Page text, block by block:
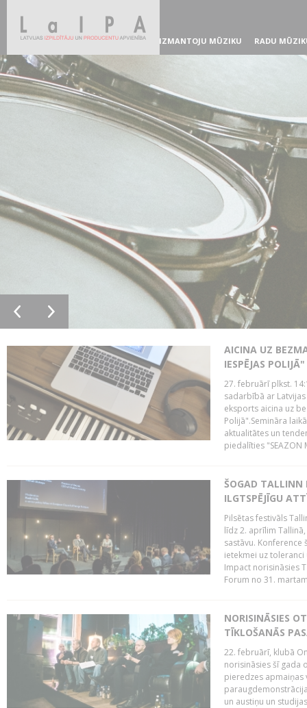
IZMANTOJU MŪZIKU RADU
AICINA UZ
IESPĒJAS POLIJĀ"
27. februārī plkst.
sadarbībā ar
eksports aicina uz
Polijā".Semināra
aktualitātes un
piedalīties "SEAZON
ŠOGAD TALLINN
ILGTSPĒJĪGU
Pilsētas festivāls
līdz 2. aprīlim
sastāvu.
ietekmei uz
Impact norisināsies
Forum no 31.
NORISINĀSIES
TĪKLOŠANĀS
22. februārī, klubā
norisināsies šī gada
pieredzes apmaiņas
un austiņu un